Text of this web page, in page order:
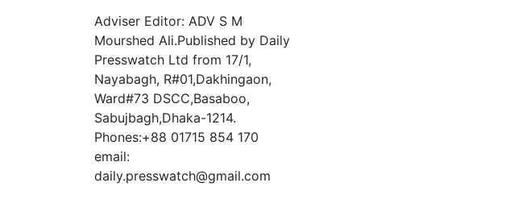
Adviser Editor: ADV S M
Mourshed Ali.Published by Daily
Presswatch Ltd from 17/1,
Nayabagh, R#01,Dakhingaon,
Ward#73 DSCC,Basaboo,
Sabujbagh,Dhaka-1214.
Phones:+88 01715 854 170
email:
daily.presswatch@gmail.com